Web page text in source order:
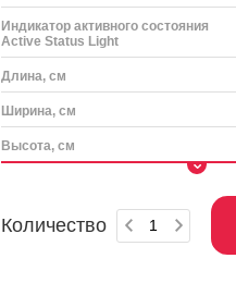
Индикатор активного состояния
Active Status Light
Длина, см
Ширина, см
Высота, см
Количество